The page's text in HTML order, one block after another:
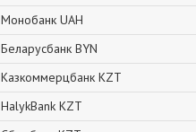
Монобанк UAH
Беларусбанк BYN
Казкоммерцбанк KZT
HalykBank KZT